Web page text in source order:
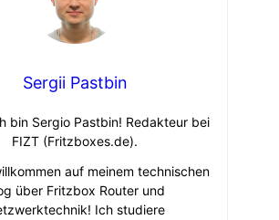
Sergii Pastbin
bin Sergio Pastbin! Redakteur bei
FIZT (Fritzboxes.de).
auf meinem technischen
über Fritzbox Router und
Ich studiere